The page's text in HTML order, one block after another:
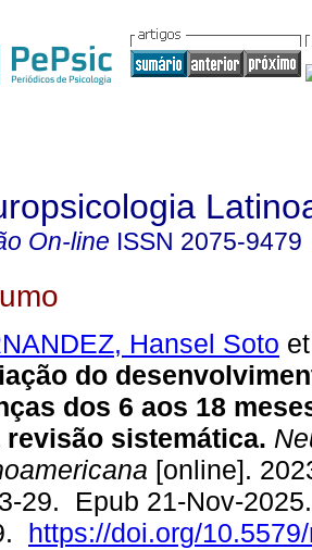
On-line ISSN 2075-9479
Hansel Soto
do
dos 6 aos 18
revisão sistemática.
[online].
29. Epub 21-Nov-
https://doi.org/